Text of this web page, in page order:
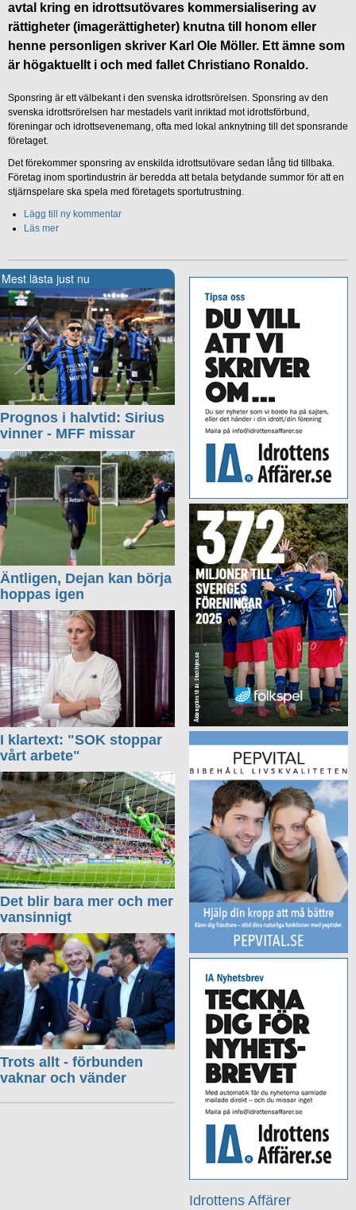
avtal kring en idrottsutövares kommersialisering av
rättigheter (imagerättigheter) knutna till honom eller
henne personligen skriver Karl Ole Möller. Ett ämne som
är högaktuellt i och med fallet Christiano Ronaldo.
Sponsring är ett välbekant i den svenska idrottsrörelsen. Sponsring av den
svenska idrottsrörelsen har mestadels varit inriktad mot idrottsförbund,
föreningar och idrottsevenemang, ofta med lokal anknytning till det sponsrande
företaget.
Det förekommer sponsring av enskilda idrottsutövare sedan lång tid tillbaka.
Företag inom sportindustrin är beredda att betala betydande summor för att en
stjärnspelare ska spela med företagets sportutrustning.
Lägg till ny kommentar
Läs mer
Idrottens Affärer
Mest lästa just nu
Prognos i halvtid: Sirius
vinner - MFF missar
Äntligen, Dejan kan börja
hoppas igen
I klartext: "SOK stoppar
vårt arbete"
Det blir bara mer och mer
vansinnigt
Trots allt - förbunden
vaknar och vänder